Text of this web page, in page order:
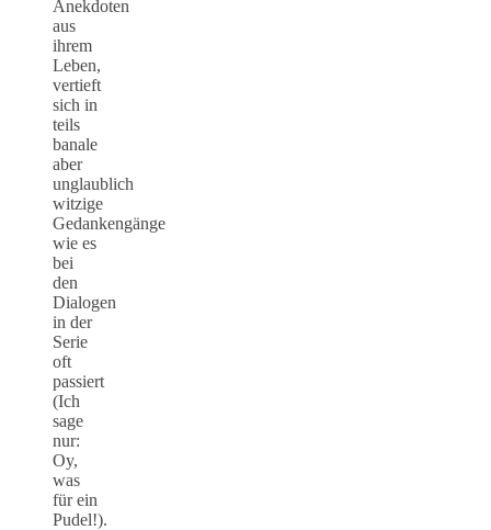
Anekdoten
aus
ihrem
Leben,
vertieft
sich in
teils
banale
aber
unglaublich
witzige
Gedankengänge
wie es
bei
den
Dialogen
in der
Serie
oft
passiert
(Ich
sage
nur:
Oy,
was
für ein
Pudel!).